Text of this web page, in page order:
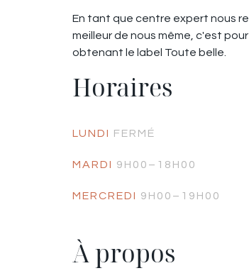
En tant que centre expert nous
meilleur de nous même, c'est
obtenant le label Toute belle.
Horaires
LUNDI FERMÉ
MARDI 9H00–18H00
MERCREDI 9H00–19H00
À propos